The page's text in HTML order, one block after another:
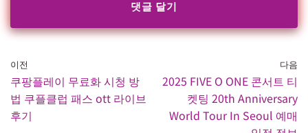
이전
쿠팡플레이 무료화 시청 방
법 쿠플클럽 패스 ott 라이브
후기
다음
2025 FIVE O ONE 콘서트 티
켓팅 20th Anniversary
World Tour In Seoul​ 예매